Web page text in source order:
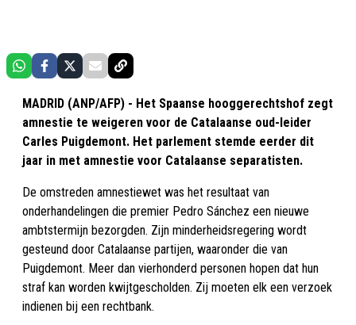
MADRID (ANP/AFP) - Het Spaanse hooggerechtshof zegt
amnestie te weigeren voor de Catalaanse oud-leider
Carles Puigdemont. Het parlement stemde eerder dit
jaar in met amnestie voor Catalaanse separatisten.
De omstreden amnestiewet was het resultaat van
onderhandelingen die premier Pedro Sánchez een nieuwe
ambtstermijn bezorgden. Zijn minderheidsregering wordt
gesteund door Catalaanse partijen, waaronder die van
Puigdemont. Meer dan vierhonderd personen hopen dat hun
straf kan worden kwijtgescholden. Zij moeten elk een verzoek
indienen bij een rechtbank.